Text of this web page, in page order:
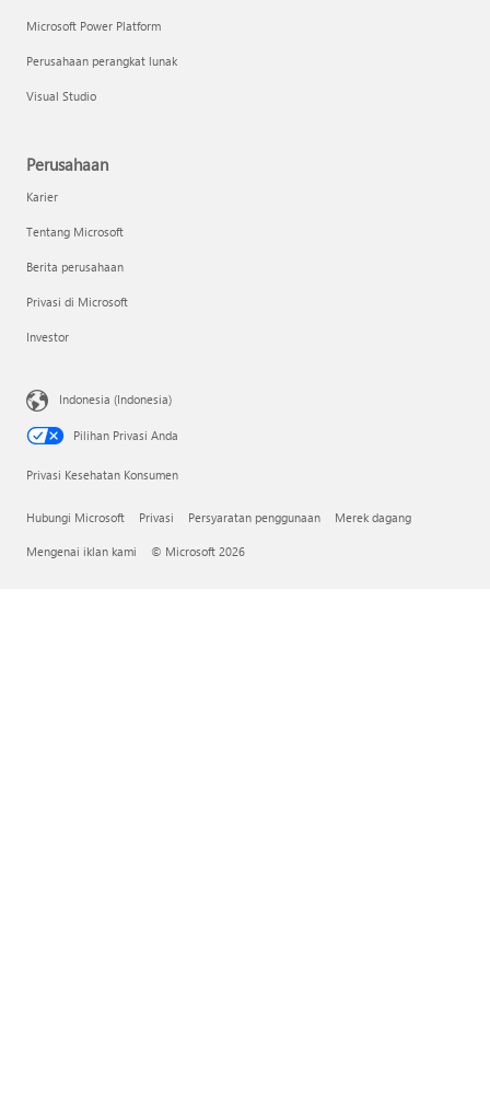
Microsoft Power Platform
Perusahaan perangkat lunak
Visual Studio
Perusahaan
Karier
Tentang Microsoft
Berita perusahaan
Privasi di Microsoft
Investor
Indonesia (Indonesia)
Pilihan Privasi Anda
Privasi Kesehatan Konsumen
Hubungi Microsoft Privasi Persyaratan penggunaan Merek dagang
Mengenai iklan kami © Microsoft 2026